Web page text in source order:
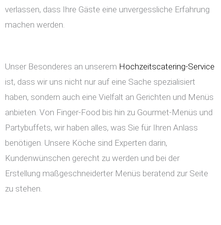
verlassen, dass Ihre Gäste eine unvergessliche Erfahrung
machen werden.
Unser Besonderes an unserem Hochzeitscatering-Service
ist, dass wir uns nicht nur auf eine Sache spezialisiert
haben, sondern auch eine Vielfalt an Gerichten und Menüs
anbieten. Von Finger-Food bis hin zu Gourmet-Menüs und
Partybuffets, wir haben alles, was Sie für Ihren Anlass
benötigen. Unsere Köche sind Experten darin,
Kundenwünschen gerecht zu werden und bei der
Erstellung maßgeschneiderter Menüs beratend zur Seite
zu stehen.